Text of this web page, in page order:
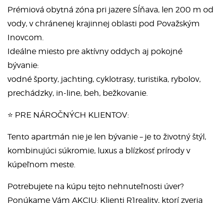
Prémiová obytná zóna pri jazere Sĺňava, len 200 m od
vody, v chránenej krajinnej oblasti pod Považským
Inovcom.
Ideálne miesto pre aktívny oddych aj pokojné
bývanie:
vodné športy, jachting, cyklotrasy, turistika, rybolov,
prechádzky, in-line, beh, bežkovanie.
⭐ PRE NÁROČNÝCH KLIENTOV:
Tento apartmán nie je len bývanie – je to životný štýl,
kombinujúci súkromie, luxus a blízkosť prírody v
kúpeľnom meste.
Potrebujete na kúpu tejto nehnuteľnosti úver?
Ponúkame Vám AKCIU: Klienti R1reality, ktorí zveria